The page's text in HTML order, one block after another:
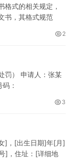
格式的相关规定，
书，其格式规范
2
罚） 申请人：张某
：
3
]，[出生日期]年[月]
]，住址：[详细地